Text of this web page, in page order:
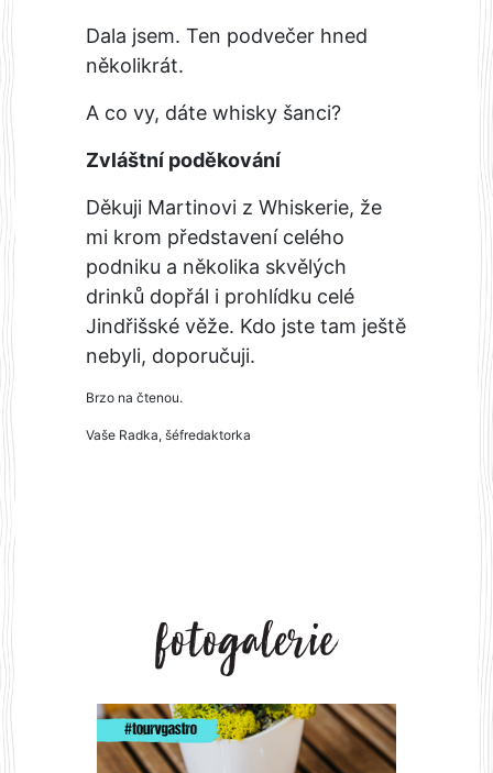
Dala jsem. Ten podvečer hned
několikrát.
A co vy, dáte whisky šanci?
Zvláštní poděkování
Děkuji Martinovi z Whiskerie, že
mi krom představení celého
podniku a několika skvělých
drinků dopřál i prohlídku celé
Jindřišské věže. Kdo jste tam ještě
nebyli, doporučuji.
Brzo na čtenou.
Vaše Radka, šéfredaktorka